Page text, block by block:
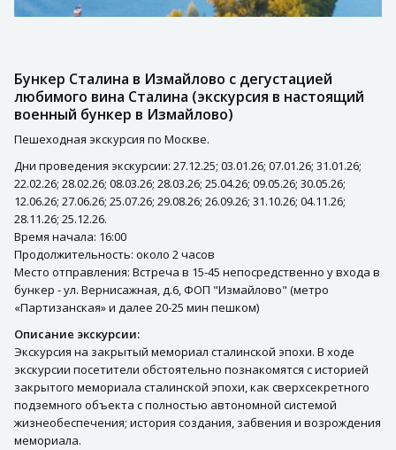
Бункер Сталина в Измайлово с дегустацией
любимого вина Сталина (экскурсия в настоящий
военный бункер в Измайлово)
Пешеходная экскурсия по Москве.
Дни проведения экскурсии: 27.12.25; 03.01.26; 07.01.26; 31.01.26;
22.02.26; 28.02.26; 08.03.26; 28.03.26; 25.04.26; 09.05.26; 30.05.26;
12.06.26; 27.06.26; 25.07.26; 29.08.26; 26.09.26; 31.10.26; 04.11.26;
28.11.26; 25.12.26.
Время начала: 16:00
Продолжительность: около 2 часов
Место отправления: Встреча в 15-45 непосредственно у входа в
бункер - ул. Вернисажная, д.6, ФОП "Измайлово" (метро
«Партизанская» и далее 20-25 мин пешком)
Описание экскурсии:
Экскурсия на закрытый мемориал сталинской эпохи. В ходе
экскурсии посетители обстоятельно познакомятся с историей
закрытого мемориала сталинской эпохи, как сверхсекретного
подземного объекта с полностью автономной системой
жизнеобеспечения; история создания, забвения и возрождения
мемориала.